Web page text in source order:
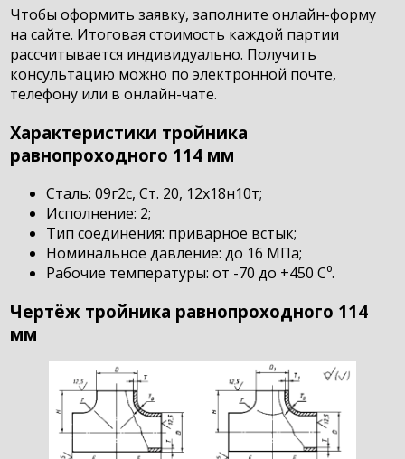
Чтобы оформить заявку, заполните онлайн-форму
на сайте. Итоговая стоимость каждой партии
рассчитывается индивидуально. Получить
консультацию можно по электронной почте,
телефону или в онлайн-чате.
Характеристики тройника
равнопроходного 114 мм
Сталь: 09г2с, Ст. 20, 12х18н10т;
Исполнение: 2;
Тип соединения: приварное встык;
Номинальное давление: до 16 МПа;
Рабочие температуры: от -70 до +450 С⁰.
Чертёж тройника равнопроходного 114
мм